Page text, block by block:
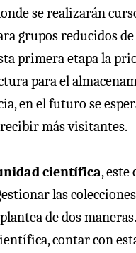
se realizarán
grupos reducidos
primera etapa la
para el
en el futuro se
más visitantes.
científica,
las
de dos
contar con